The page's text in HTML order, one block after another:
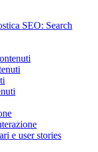
SEO: Search
e user stories